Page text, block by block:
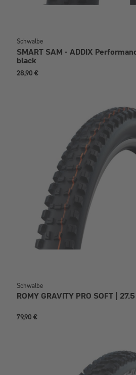
Schwalbe
SMART SAM - ADDIX
black
28,90 €
Schwalbe
ROMY GRAVITY PRO SOFT |
79,90 €